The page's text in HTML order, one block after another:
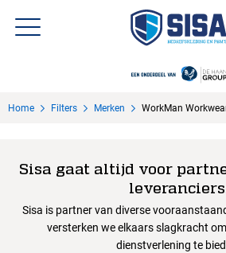
Over Sisa
Home Filters Merken WorkMan
Sisa gaat altijd voor
Sisa is partner van diverse
versterken we elkaars slagkracht
dienstverlening te